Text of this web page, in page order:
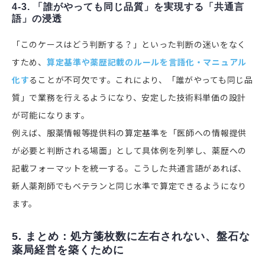
4-3. 「誰がやっても同じ品質」を実現する「共通言
語」の浸透
「このケースはどう判断する？」といった判断の迷いをなく
すため、 算定基準や薬歴記載のルールを言語化・マニュアル
化することが不可欠です。これにより、「誰がやっても同じ品
質」で業務を行えるようになり、安定した技術料単価の設計
が可能になります。
例えば、服薬情報等提供料の算定基準を「医師への情報提供
が必要と判断される場面」として具体例を列挙し、薬歴への
記載フォーマットを統一する。こうした共通言語があれば、
新人薬剤師でもベテランと同じ水準で算定できるようになり
ます。
5. まとめ：処方箋枚数に左右されない、盤石な
薬局経営を築くために